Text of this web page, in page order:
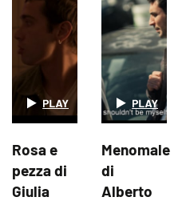
Rosa e
pezza di
Giulia
Menomale
di
Alberto